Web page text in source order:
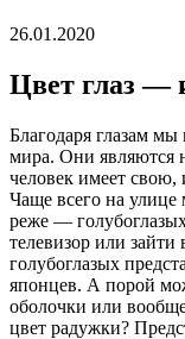
26.01.2020
Цвет глаз —
Благодаря глазам
мира. Они
человек имеет
Чаще всего на
реже —
телевизор или
голубоглазых
японцев. А порой
оболочки или
цвет радужки?